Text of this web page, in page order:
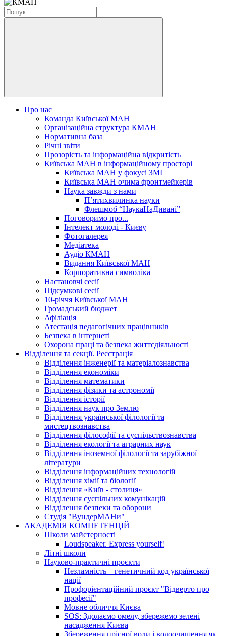
Про нас
Команда Київської МАН
Організаційна структура КМАН
Нормативна база
Річні звіти
Прозорість та інформаційна відкритість
Київська МАН в інформаційному просторі
Київська МАН у фокусі ЗМІ
Київська МАН очима фронтмейкерів
Наука завжди з нами
П’ятихвилинка науки
Флешмоб “НаукаНаДивані”
Поговоримо про...
Інтелект молоді - Києву
Фотогалерея
Медіатека
Аудіо КМАН
Видання Київської МАН
Корпоративна символіка
Настановчі сесії
Підсумкові сесії
10-річчя Київської МАН
Громадський бюджет
Афіліація
Атестація педагогічних працівників
Безпека в інтернеті
Охорона праці та безпека життєдіяльності
Відділення та секції. Реєстрація
Відділення інженерії та матеріалознавства
Відділення економіки
Відділення математики
Відділення фізики та астрономії
Відділення історії
Відділення наук про Землю
Відділення української філології та
мистецтвознавства
Відділення філософії та суспільствознавства
Відділення екології та аграрних наук
Відділення іноземної філології та зарубіжної
літератури
Відділення інформаційних технологій
Відділення хімії та біології
Відділення «Київ - столиця»
Відділення суспільних комунікацій
Відділення безпеки та оборони
Студія "ВундерМАНи"
АКАДЕМІЯ КОМПЕТЕНЦІЙ
Школи майстерності
Loudspeaker. Express yourself!
Літні школи
Науково-практичні проєкти
Незламність – генетичний код української
нації
Профорієнтаційний проєкт "Відверто про
професії"
Мовне обличчя Києва
SOS: Здолаємо омелу, збережемо зелені
насадження Києва